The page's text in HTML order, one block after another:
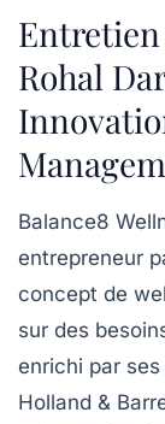
Entretien
Rohal
Balance8
entrepreneur
concept de
sur des
enrichi par
Holland &